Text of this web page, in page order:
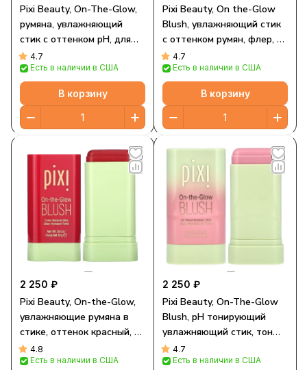
Pixi Beauty, On-The-Glow,
румяна, увлажняющий
стик с оттенком pH, для
подчеркивания объема
щек, 10 г (0,3 унции)
4.7
Есть в наличии в США
В корзину
Pixi Beauty, On the-Glow
Blush, увлажняющий стик
с оттенком румян, флер, 19
г (0,6 унции)
4.7
Есть в наличии в США
В корзину
2 250 ₽
Pixi Beauty, On-the-Glow,
увлажняющие румяна в
стике, оттенок красный, 19
г (0,6 унции)
4.8
Есть в наличии в США
2 250 ₽
Pixi Beauty, On-The-Glow
Blush, pH тонирующий
увлажняющий стик, тон
для щек, 19 г (0,6 унции)
4.7
Есть в наличии в США